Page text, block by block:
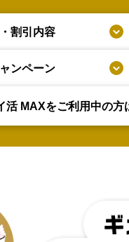
割引内容
ンペーン
活 MAXをご利用中の方